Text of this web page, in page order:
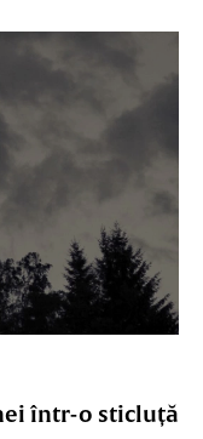
într-o sticluță